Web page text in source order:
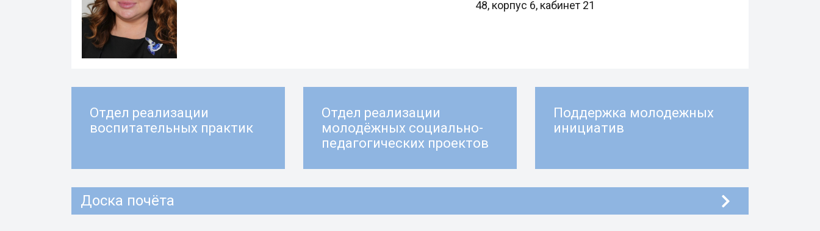
48, корпус 6, кабинет 21
Отдел реализации
воспитательных практик
Отдел реализации
молодёжных социально-
педагогических проектов
Поддержка молодежных
инициатив
Доска почёта